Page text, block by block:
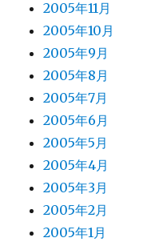
2005年11月
2005年10月
2005年9月
2005年8月
2005年7月
2005年6月
2005年5月
2005年4月
2005年3月
2005年2月
2005年1月